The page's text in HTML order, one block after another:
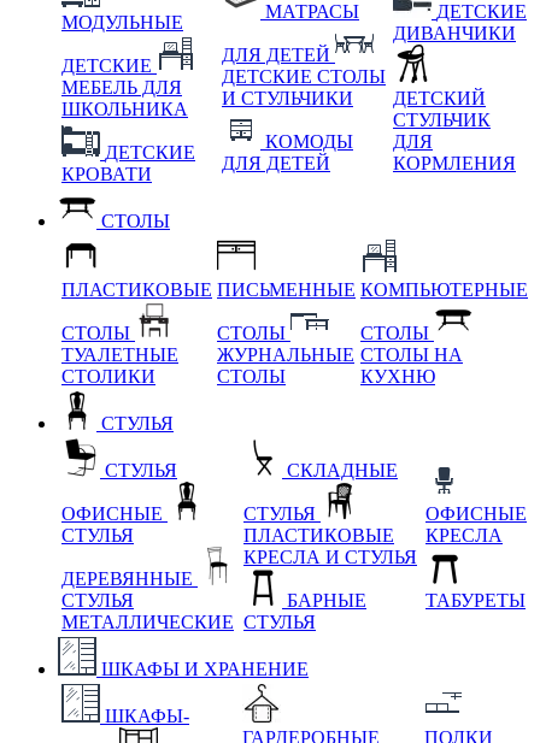
МОДУЛЬНЫЕ
ДЕТСКИЕ
МЕБЕЛЬ ДЛЯ
ШКОЛЬНИКА
ДЕТСКИЕ
КРОВАТИ
МАТРАСЫ
ДЛЯ ДЕТЕЙ
ДЕТСКИЕ СТОЛЫ
И СТУЛЬЧИКИ
КОМОДЫ
ДЛЯ ДЕТЕЙ
ДЕТСКИЕ
ДИВАНЧИКИ
ДЕТСКИЙ
СТУЛЬЧИК
ДЛЯ
КОРМЛЕНИЯ
СТОЛЫ
ПЛАСТИКОВЫЕ
СТОЛЫ
ТУАЛЕТНЫЕ
СТОЛИКИ
ПИСЬМЕННЫЕ
СТОЛЫ
ЖУРНАЛЬНЫЕ
СТОЛЫ
КОМПЬЮТЕРНЫЕ
СТОЛЫ
СТОЛЫ НА
КУХНЮ
СТУЛЬЯ
СТУЛЬЯ
ОФИСНЫЕ
СТУЛЬЯ
ДЕРЕВЯННЫЕ
СТУЛЬЯ
МЕТАЛЛИЧЕСКИЕ
СКЛАДНЫЕ
СТУЛЬЯ
ПЛАСТИКОВЫЕ
КРЕСЛА И СТУЛЬЯ
БАРНЫЕ
СТУЛЬЯ
ОФИСНЫЕ
КРЕСЛА
ТАБУРЕТЫ
ШКАФЫ И ХРАНЕНИЕ
ШКАФЫ-
ГАРДЕРОБНЫЕ
ПОЛКИ